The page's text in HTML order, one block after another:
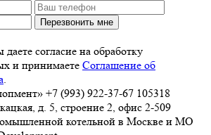
Перезвонить мне
согласие на обработку
и принимаете Соглашение об
.
+7 (993) 922-37-67 105318
д. 5, строение 2, офис 2-509